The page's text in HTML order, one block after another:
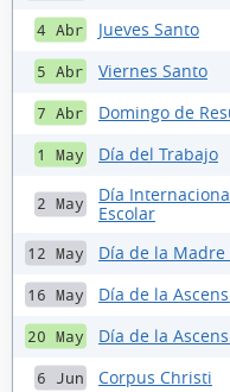
4 Abr Jueves Santo
5 Abr Viernes Santo
7 Abr Domingo de
1 May Día del Trabajo
2 May
Día
Escolar
12 May Día de la
16 May Día de la
20 May Día de la
6 Jun Corpus Christi